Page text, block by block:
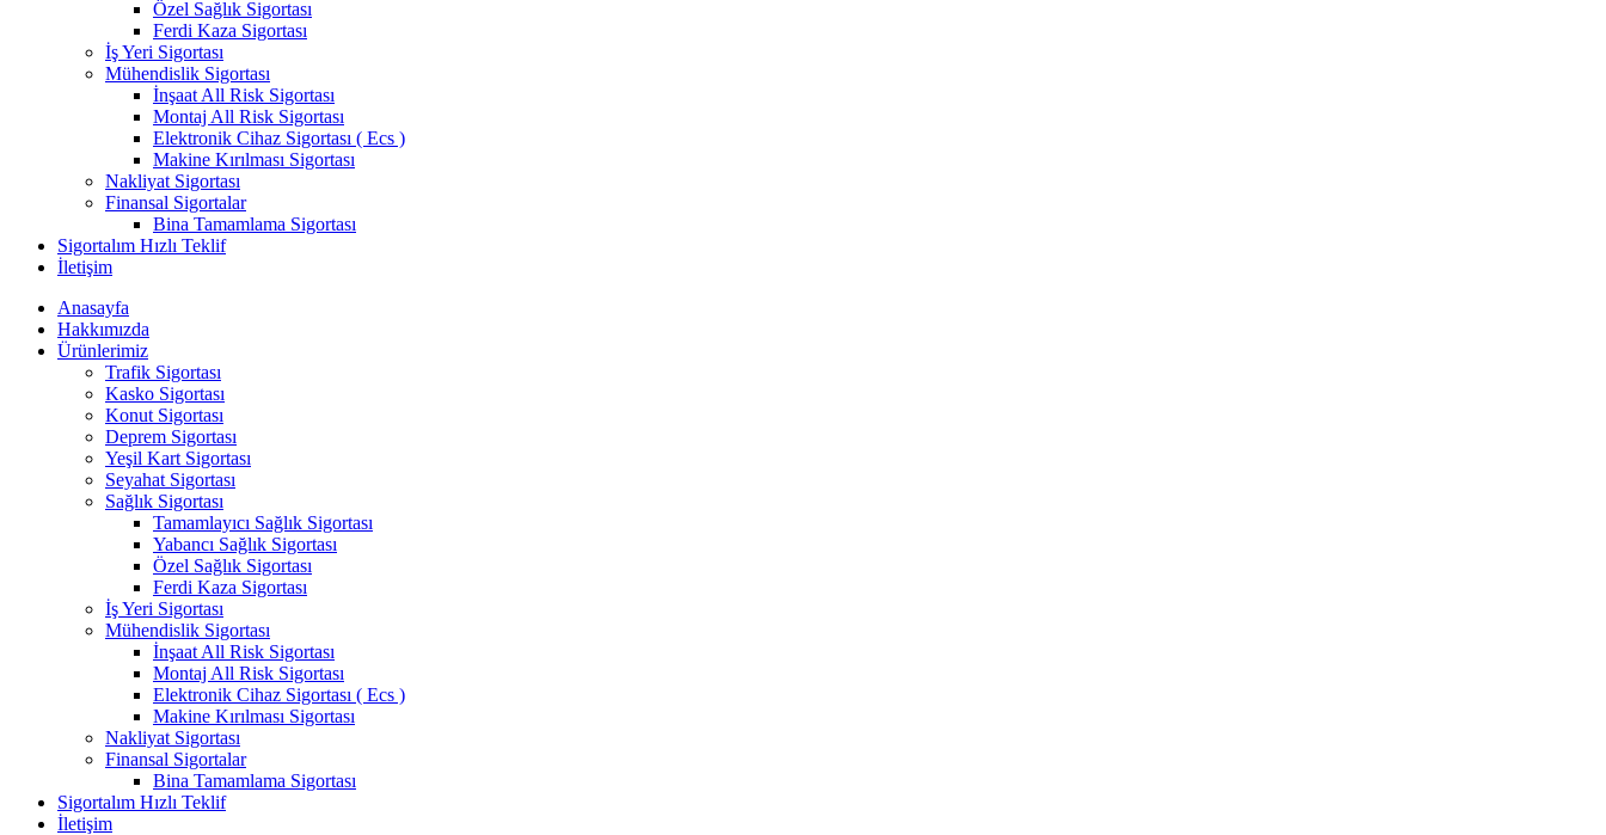
Özel Sağlık Sigortası
Ferdi Kaza Sigortası
İş Yeri Sigortası
Mühendislik Sigortası
İnşaat All Risk Sigortası
Montaj All Risk Sigortası
Elektronik Cihaz Sigortası ( Ecs )
Makine Kırılması Sigortası
Nakliyat Sigortası
Finansal Sigortalar
Bina Tamamlama Sigortası
Sigortalım Hızlı Teklif
İletişim
Anasayfa
Hakkımızda
Ürünlerimiz
Trafik Sigortası
Kasko Sigortası
Konut Sigortası
Deprem Sigortası
Yeşil Kart Sigortası
Seyahat Sigortası
Sağlık Sigortası
Tamamlayıcı Sağlık Sigortası
Yabancı Sağlık Sigortası
Özel Sağlık Sigortası
Ferdi Kaza Sigortası
İş Yeri Sigortası
Mühendislik Sigortası
İnşaat All Risk Sigortası
Montaj All Risk Sigortası
Elektronik Cihaz Sigortası ( Ecs )
Makine Kırılması Sigortası
Nakliyat Sigortası
Finansal Sigortalar
Bina Tamamlama Sigortası
Sigortalım Hızlı Teklif
İletişim